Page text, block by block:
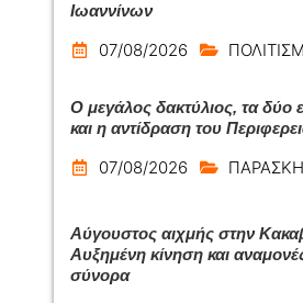
Ιωαννίνων
07/08/2026
Ο μεγάλος δακτύλιος, τα δύο
και η αντίδραση του
07/08/2026
Αύγουστος αιχμής στην
Αυξημένη κίνηση και
σύνορα